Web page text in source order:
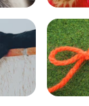
クイズ